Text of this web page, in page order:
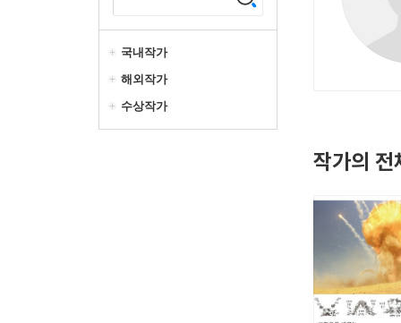
국내작가
해외작가
수상작가
작가의 전